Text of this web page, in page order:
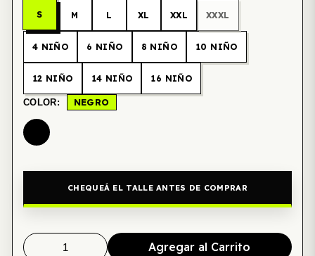
S M L XL XXL XXXL
4 NIÑO 6 NIÑO 8 NIÑO 10 NIÑO
12 NIÑO 14 NIÑO 16 NIÑO
COLOR: NEGRO
CHEQUEÁ EL TALLE ANTES DE COMPRAR
Agregar al Carrito